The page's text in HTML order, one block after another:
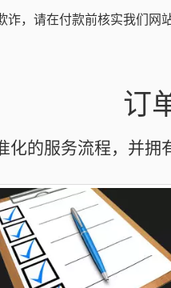
诈，请在付款前核实我们网
订
化的服务流程，并拥